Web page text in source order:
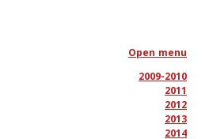
Open menu
2009-2010
2011
2012
2013
2014